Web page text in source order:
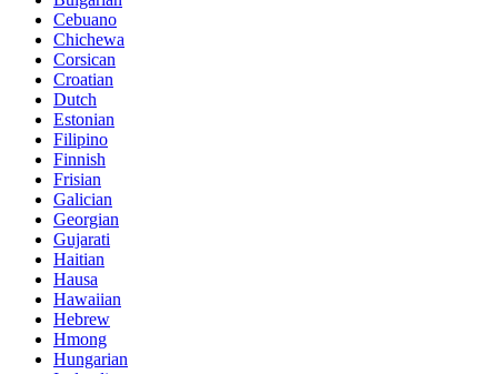
Cebuano
Chichewa
Corsican
Croatian
Dutch
Estonian
Filipino
Finnish
Frisian
Galician
Georgian
Gujarati
Haitian
Hausa
Hawaiian
Hebrew
Hmong
Hungarian